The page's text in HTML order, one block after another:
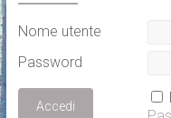
Nome utente
Password